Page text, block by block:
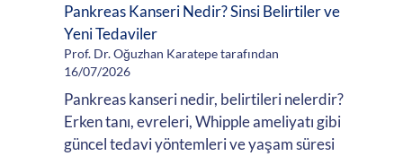
Pankreas Kanseri Nedir? Sinsi Belirtiler ve
Yeni Tedaviler
Prof. Dr. Oğuzhan Karatepe tarafından
16/07/2026
Pankreas kanseri nedir, belirtileri nelerdir?
Erken tanı, evreleri, Whipple ameliyatı gibi
güncel tedavi yöntemleri ve yaşam süresi